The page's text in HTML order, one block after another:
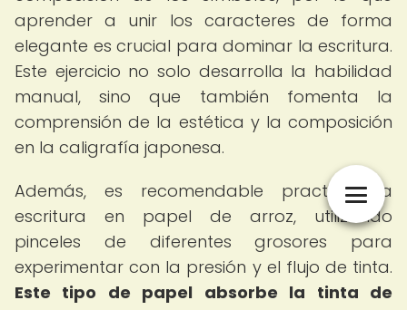
aprender a unir los caracteres de forma
elegante es crucial para dominar la escritura.
Este ejercicio no solo desarrolla la habilidad
manual, sino que también fomenta la
comprensión de la estética y la composición
en la caligrafía japonesa.
Además, es recomendable practicar la
escritura en papel de arroz, utilizando
pinceles de diferentes grosores para
experimentar con la presión y el flujo de tinta.
Este tipo de papel absorbe la tinta de